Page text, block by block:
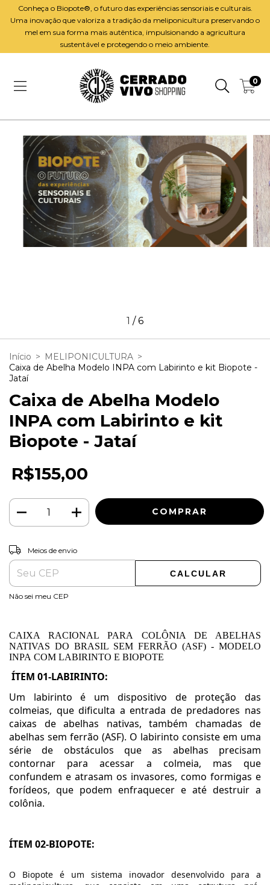
Conheça o Biopote®️, o futuro das experiências sensoriais e culturais.
Uma inovação que valoriza a tradição da meliponicultura preservando o
mel em sua forma mais autêntica, impulsionando a agricultura
sustentável e protegendo o meio ambiente.
0
1 /6
Início > MELIPONICULTURA >
Caixa de Abelha Modelo INPA com Labirinto e kit Biopote -
Jataí
Caixa de Abelha Modelo
INPA com Labirinto e kit
Biopote - Jataí
R$155,00
Entregas para o CEP:
Meios de envio
CALCULAR
Não sei meu CEP
CAIXA RACIONAL PARA COLÔNIA DE ABELHAS
NATIVAS DO BRASIL SEM FERRÃO (ASF) - MODELO
INPA COM LABIRINTO E BIOPOTE
ÍTEM 01-LABIRINTO:
Um labirinto é um dispositivo de proteção das
colmeias, que dificulta a entrada de predadores nas
caixas de abelhas nativas, também chamadas de
abelhas sem ferrão (ASF). O labirinto consiste em uma
série de obstáculos que as abelhas precisam
contornar para acessar a colmeia, mas que
confundem e atrasam os invasores, como formigas e
forídeos, que podem enfraquecer e até destruir a
colônia.
ÍTEM 02-BIOPOTE:
O Biopote é um sistema inovador desenvolvido para a